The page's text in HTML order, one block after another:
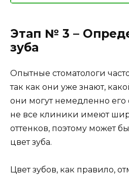
Этап № 3 –
зуба
Опытные стоматологи
так как они уже знают,
они могут немедленно его
не все клиники имеют
оттенков, поэтому может
цвет зуба.
Цвет зубов, как правило,